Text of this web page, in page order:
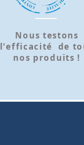
Nous testons
l'efficacité de
nos produits !